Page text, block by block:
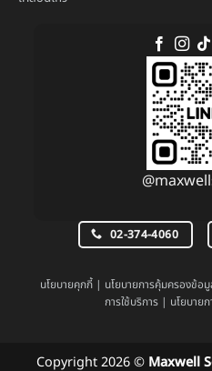
02-374-4060
นโยบายคุกกี้| นโยบายการคุ้มครองข้อ
การใช้บริการ | นโยบาย
Copyright 2026 © Maxwell